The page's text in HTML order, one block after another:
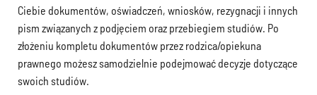
Ciebie dokumentów, oświadczeń, wniosków, rezygnacji i innych
pism związanych z podjęciem oraz przebiegiem studiów. Po
złożeniu kompletu dokumentów przez rodzica/opiekuna
prawnego możesz samodzielnie podejmować decyzje dotyczące
swoich studiów.